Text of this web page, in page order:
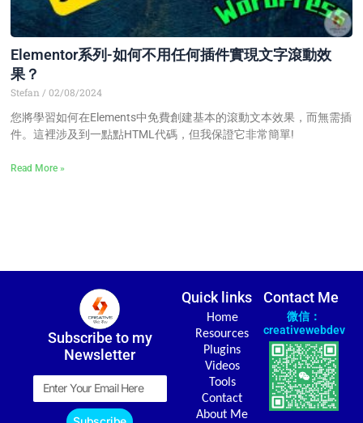
Elementor系列-如何不用任何插件實現文字滾動效
果？
Stefan
02/08/2024
您將學習如何在Elements中免費創建基本的滾動文本效果，而無需插
件。這裡涉及到一點點HTML代碼，但我保證它非常簡單!
Read More »
Subscribe to my
Newsletter
Email
Quick links
Home
Resources
Plugins
Videos
Tools
Contact
About Me
Contact Me
微信：
creativewebdev